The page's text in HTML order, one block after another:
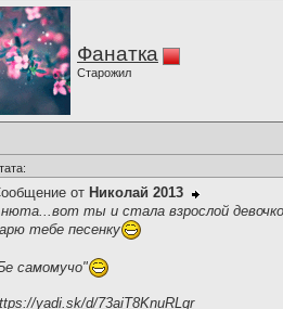
Фанатка
Старожил
от Николай 2013
ты и стала взрослой
тебе песенку
самомучо"
yadi.sk/d/73aiT8KnuRLqr